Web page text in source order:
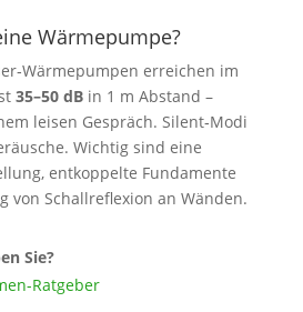
Wärmepumpe?
erreichen im
35–50 dBin 1 m Abstand –
leisen Gespräch. Silent‑Modi
Wichtig sind eine
entkoppelte Fundamente
von Schallreflexion an Wänden.
Sie?
Ratgeber